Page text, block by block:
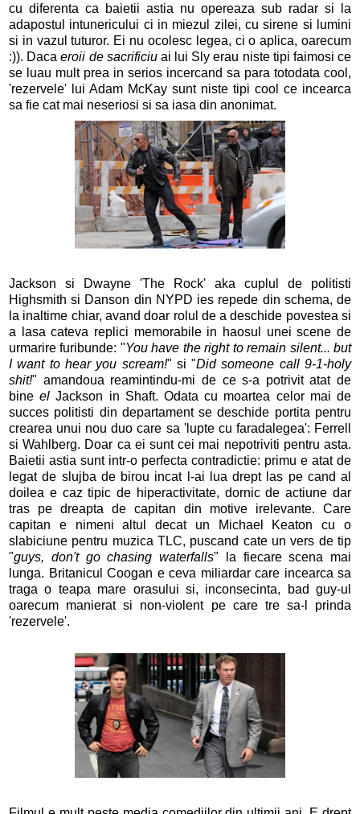
cu diferenta ca baietii astia nu opereaza sub radar si la
adapostul intunericului ci in miezul zilei, cu sirene si lumini
si in vazul tuturor. Ei nu ocolesc legea, ci o aplica, oarecum
:)). Dacaeroii de sacrificiuai lui Sly erau niste tipi faimosi ce
se luau mult prea in serios incercand sa para totodata cool,
'rezervele' lui Adam McKay sunt niste tipi cool ce incearca
sa fie cat mai neseriosi si sa iasa din anonimat.
Jackson si Dwayne 'The Rock' aka cuplul de politisti
Highsmith si Danson din NYPD ies repede din schema, de
la inaltime chiar, avand doar rolul de a deschide povestea si
a lasa cateva replici memorabile in haosul unei scene de
urmarire furibunde: "You have the right to remain silent... but
I want to hear you scream!" si "Did someone call 9-1-holy
shit!" amandoua reamintindu-mi de ce s-a potrivit atat de
bineel Jackson in Shaft. Odata cu moartea celor mai de
succes politisti din departament se deschide portita pentru
crearea unui nou duo care sa 'lupte cu faradalegea': Ferrell
si Wahlberg. Doar ca ei sunt cei mai nepotriviti pentru asta.
Baietii astia sunt intr-o perfecta contradictie: primu e atat de
legat de slujba de birou incat l-ai lua drept las pe cand al
doilea e caz tipic de hiperactivitate, dornic de actiune dar
tras pe dreapta de capitan din motive irelevante. Care
capitan e nimeni altul decat un Michael Keaton cu o
slabiciune pentru muzica TLC, puscand cate un vers de tip
"guys, don't go chasing waterfalls" la fiecare scena mai
lunga. Britanicul Coogan e ceva miliardar care incearca sa
traga o teapa mare orasului si, inconsecinta, bad guy-ul
oarecum manierat si non-violent pe care tre sa-l prinda
'rezervele'.